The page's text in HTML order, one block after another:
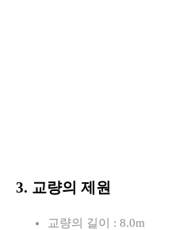
3. 교량의 제원
교량의 길이 : 8.0m